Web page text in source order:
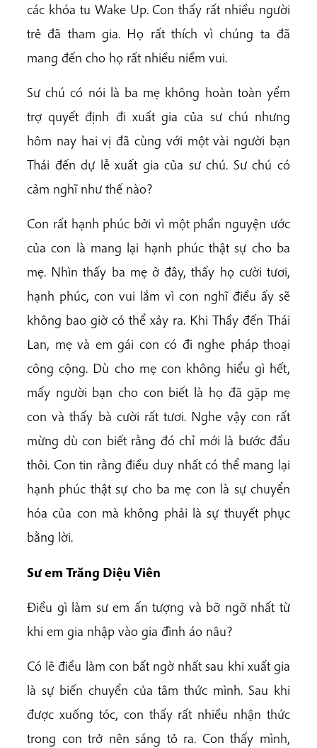
các khóa tu Wake Up. Con thấy rất nhiều người
trẻ đã tham gia. Họ rất thích vì chúng ta đã
mang đến cho họ rất nhiều niềm vui.
Sư chú có nói là ba mẹ không hoàn toàn yểm
trợ quyết định đi xuất gia của sư chú nhưng
hôm nay hai vị đã cùng với một vài người bạn
Thái đến dự lễ xuất gia của sư chú. Sư chú có
cảm nghĩ như thế nào?
Con rất hạnh phúc bởi vì một phần nguyện ước
của con là mang lại hạnh phúc thật sự cho ba
mẹ. Nhìn thấy ba mẹ ở đây, thấy họ cười tươi,
hạnh phúc, con vui lắm vì con nghĩ điều ấy sẽ
không bao giờ có thể xảy ra. Khi Thầy đến Thái
Lan, mẹ và em gái con có đi nghe pháp thoại
công cộng. Dù cho mẹ con không hiểu gì hết,
mấy người bạn cho con biết là họ đã gặp mẹ
con và thấy bà cười rất tươi. Nghe vậy con rất
mừng dù con biết rằng đó chỉ mới là bước đầu
thôi. Con tin rằng điều duy nhất có thể mang lại
hạnh phúc thật sự cho ba mẹ con là sự chuyển
hóa của con mà không phải là sự thuyết phục
bằng lời.
Sư em Trăng Diệu Viên
Điều gì làm sư em ấn tượng và bỡ ngỡ nhất từ
khi em gia nhập vào gia đình áo nâu?
Có lẽ điều làm con bất ngờ nhất sau khi xuất gia
là sự biến chuyển của tâm thức mình. Sau khi
được xuống tóc, con thấy rất nhiều nhận thức
trong con trở nên sáng tỏ ra. Con thấy mình,